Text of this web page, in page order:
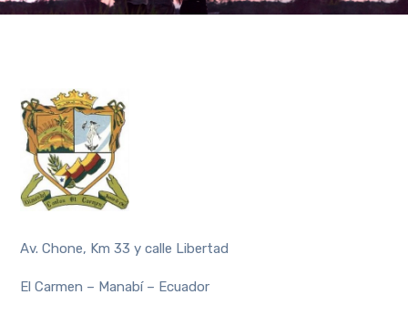
Av. Chone, Km 33 y calle Libertad
El Carmen – Manabí – Ecuador